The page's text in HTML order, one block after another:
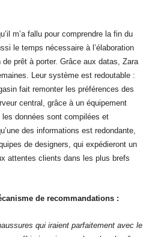
m’a fallu pour comprendre la fin du
le temps nécessaire à l’élaboration
de prêt à porter. Grâce aux datas, Zara
Leur système est redoutable :
fait remonter les préférences des
central, grâce à un équipement
données sont compilées et
des informations est redondante,
de designers, qui expédieront un
attentes clients dans les plus brefs
de recommandations :
qui iraient parfaitement avec le